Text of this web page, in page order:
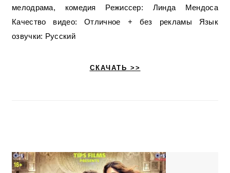
мелодрама, комедия Режиссер: Линда Мендоса
Качество видео: Отличное + без рекламы Язык
озвучки: Русский
СКАЧАТЬ >>